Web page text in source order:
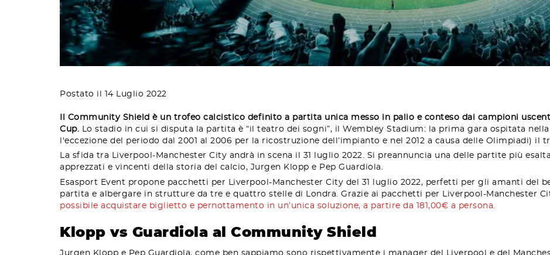
Postato il 14 Luglio 2022
Il Community Shield è un trofeo calcistico definito a partita unica messo in palio e conteso dai campioni
Cup. Lo stadio in cui si disputa la partita è “il teatro dei sogni”, il Wembley Stadium: la prima gara ospitata
l'eccezione del periodo dal 2001 al 2006 per la ricostruzione dell’impianto e nel 2012 a causa delle Olimpiadi) il
La sfida tra Liverpool-Manchester City andrà in scena il 31 luglio 2022. Si preannuncia una delle partite più
apprezzati e vincenti della storia del calcio, Jurgen Klopp e Pep Guardiola.
Esasport Event propone pacchetti per Liverpool-Manchester City del 31 luglio 2022, perfetti per gli amanti del
partita e albergare in strutture da tre e quattro stelle di Londra. Grazie ai pacchetti per Liverpool-Manchester
possibile acquistare biglietto e pernottamento in un’unica soluzione, a partire da 181,00€ a persona.
Klopp vs Guardiola al Community Shield